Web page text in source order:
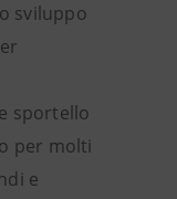
sviluppo
sportello
per molti
e